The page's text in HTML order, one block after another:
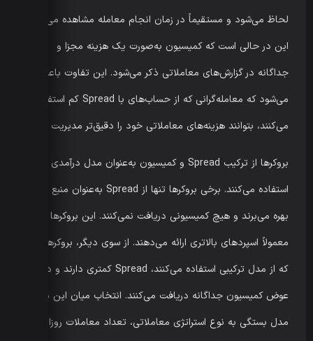
لحاظ می‌شود و مستقیماً در زمان انجام معامله مشاهده می‌شود.
این در حالی است که کمیسیون به‌صورت یک هزینه مجزا و
جداگانه در گزارش‌های معاملاتی ذکر می‌شود. این تفاوت باعث
می‌شود که معامله‌گرانی که از حساب‌های با Spread کم استفاده
می‌کنند، بتوانند هزینه‌های معاملاتی خود را دقیق‌تر مدیریت کنند.
بروکرها از ترکیب Spread و کمیسیون به‌عنوان مدل درآمدی خود
استفاده می‌کنند. برخی بروکرها تنها از Spread به‌عنوان منبع درآمد
بهره می‌برند و هیچ کمیسیونی دریافت نمی‌کنند. این بروکرها
معمولاً اسپردهای بالاتری ارائه می‌دهند. از سوی دیگر، بروکرهایی
که از مدل ترکیبی استفاده می‌کنند، Spread کمتری دارند و در
عوض کمیسیون جداگانه دریافت می‌کنند. انتخاب میان این دو
مدل بستگی به نوع استراتژی معاملاتی، تعداد معاملات روزانه، و